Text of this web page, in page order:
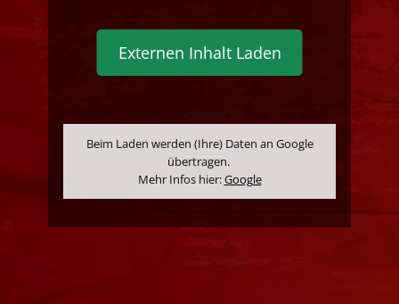
Externen Inhalt Laden
Beim Laden werden (Ihre) Daten an Google
übertragen.
Mehr Infos hier:Google